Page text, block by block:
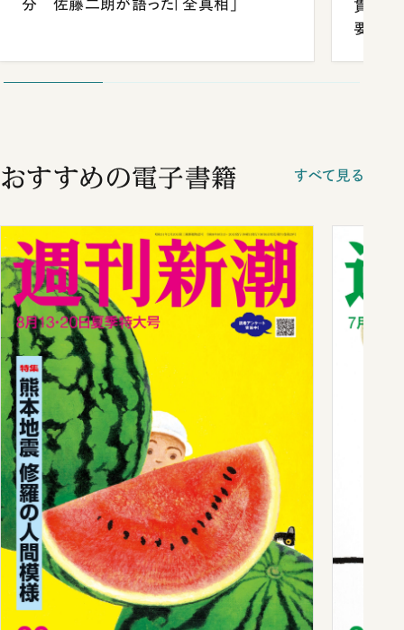
分 佐藤二朗が語った「全真相」
貫校へ
要だっ
おすすめの電子書籍 すべて見る